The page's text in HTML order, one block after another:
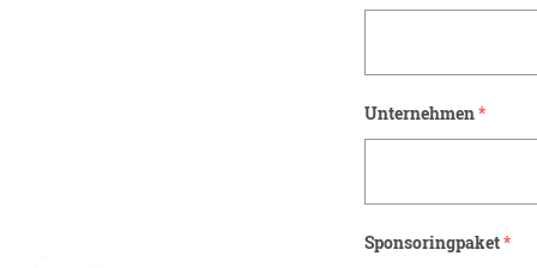
Unternehmen*
Sponsoringpaket*